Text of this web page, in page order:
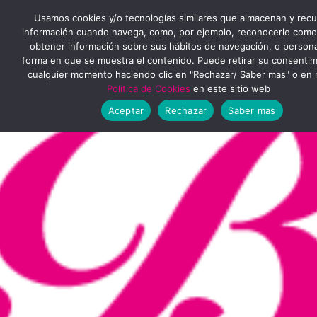
contenido
MENÚ
PRINCIPAL
Usamos cookies y/o tecnologías similares que almacenan y
información cuando navega, como, por ejemplo, reconocerle
obtener información sobre sus hábitos de navegación, o
forma en que se muestra el contenido. Puede retirar su
cualquier momento haciendo clic en "Rechazar/ Saber mas" o en
Política de Cookies en este sitio web
Aceptar
Rechazar Saber mas